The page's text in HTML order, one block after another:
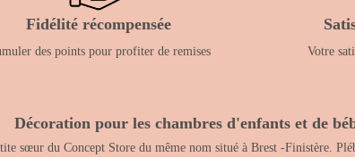
Fidélité récompensée
des points pour profiter de remises Votre
Décoration pour les chambres d'enfants et de
sœur du Concept Store du même nom situé à Brest -Finistère.